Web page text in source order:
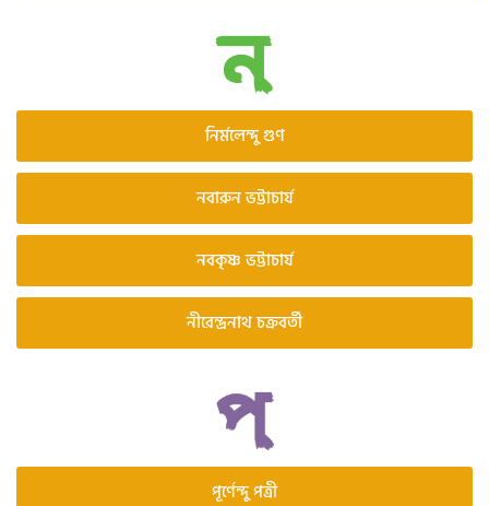
নির্মলেন্দু গুণ
নবারুন ভট্টাচার্য
নবকৃষ্ণ ভট্টাচার্য
নীরেন্দ্রনাথ চক্রবর্তী
পূর্ণেন্দু পত্রী